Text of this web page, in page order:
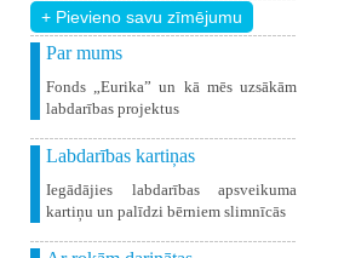
+ Pievieno savu zīmējumu
Par mums
Fonds „Eurika” un kā mēs uzsākām
labdarības projektus
Labdarības kartiņas
Iegādājies labdarības apsveikuma
kartiņu un palīdzi bērniem slimnīcās